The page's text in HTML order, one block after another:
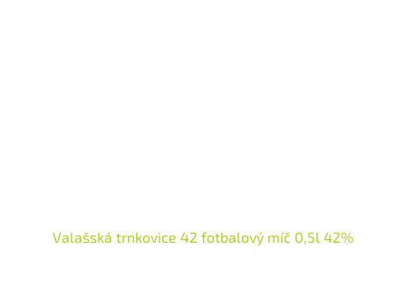
Valašská trnkovice 42 fotbalový míč 0,5l 42%